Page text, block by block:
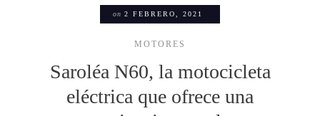
on 2 FEBRERO, 2021
MOTORES
Saroléa N60, la motocicleta
eléctrica que ofrece una